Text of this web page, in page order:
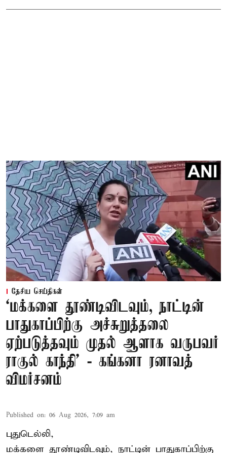
தேசிய செய்திகள்
‘மக்களை தூண்டிவிடவும், நாட்டின்
பாதுகாப்பிற்கு அச்சுறுத்தலை
ஏற்படுத்தவும் முதல் ஆளாக வருபவர்
ராகுல் காந்தி’ - கங்கனா ரனாவத்
விமர்சனம்
Published on: 06 Aug 2026, 7:09 am
புதுடெல்லி,
மக்களை தூண்டிவிடவும், நாட்டின் பாதுகாப்பிற்கு